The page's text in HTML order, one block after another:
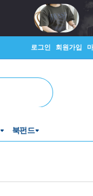
로그인 회원가입
북펀드